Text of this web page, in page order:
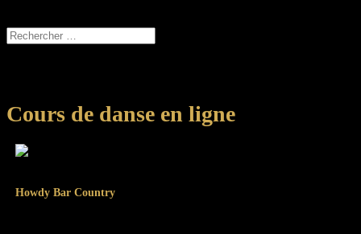
Cours de danse en ligne
Howdy Bar Country